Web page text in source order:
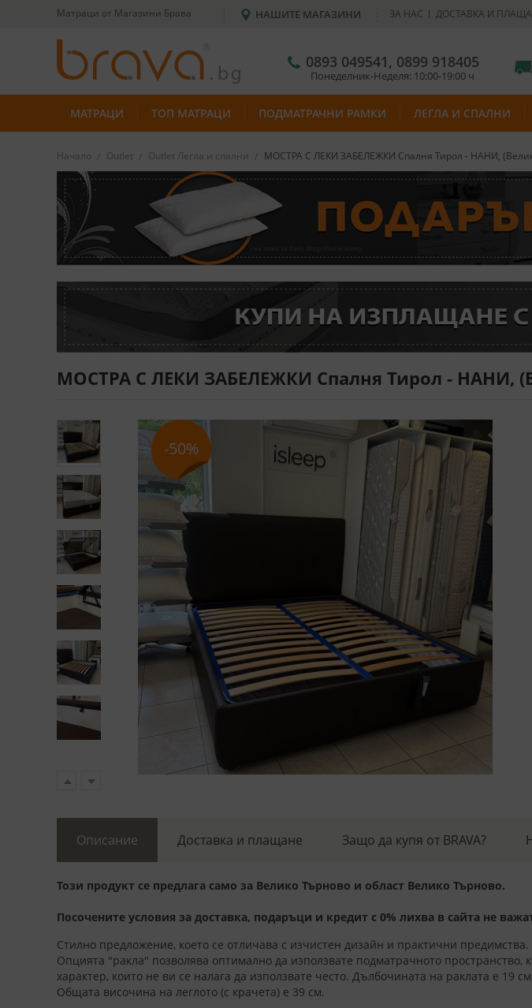
Матраци от Магазини Брава НАШИТЕ МАГАЗИНИ ЗА НАС ДОСТАВКА И
0893 049541, 0899 918405
Понеделник-Неделя: 10:00-19:00 ч
МАТРАЦИ ТОП МАТРАЦИ ПОДМАТРАЧНИ РАМКИ ЛЕГЛА И СПАЛНИ
Начало Outlet Outlet Легла и спални МОСТРА С ЛЕКИ ЗАБЕЛЕЖКИ Спалня Тирол - НАНИ,
МОСТРА С ЛЕКИ ЗАБЕЛЕЖКИ Спалня Тирол - НАНИ,
-50%
Описание Доставка и плащане Защо да купя от BRAVA?
Този продукт се предлага само за Велико Търново и област Велико Търново.
Посочените условия за доставка, подаръци и кредит с 0% лихва в сайта не
Стилно предложение, което се отличава с изчистен дизайн и практични предимства.
Опцията "ракла" позволява оптимално да използвате подматрачното
характер, които не ви се налага да използвате често. Дълбочината на раклата е 19
Общата височина на леглото (с крачета) е 39 см.